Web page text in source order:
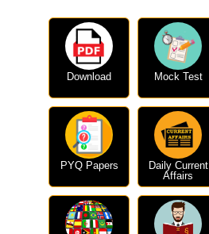
Download Mock Test
PYQ Papers
Daily Current
Affairs